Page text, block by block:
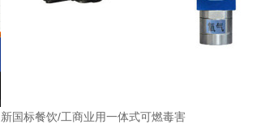
新国标餐饮/工商业用一体式可燃毒害